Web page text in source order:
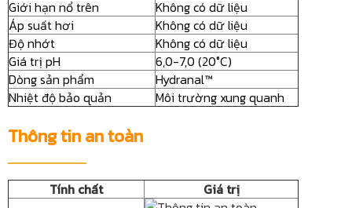
Giới hạn nổ trên
Không có dữ liệu
Áp suất hơi
Không có dữ liệu
Độ nhớt
Không có dữ liệu
Giá trị pH
6,0-7,0 (20°C)
Dòng sản phẩm
Hydranal™
Nhiệt độ bảo quản
Môi trường xung quanh
Thông tin an toàn
Tính chất
Giá trị